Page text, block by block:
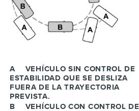
A
VEHÍCULO SIN CONTROL DE
ESTABILIDAD QUE SE DESLIZA
FUERA DE LA TRAYECTORIA
PREVISTA.
B
VEHÍCULO CON CONTROL DE